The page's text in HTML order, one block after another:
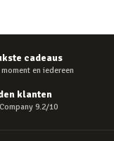
cadeaus
en iedereen
klanten
9.2/10